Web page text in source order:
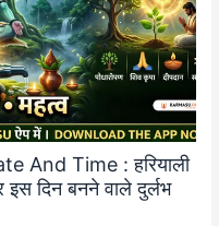
And Time : हरियाली
इस दिन बनने वाले दुर्लभ